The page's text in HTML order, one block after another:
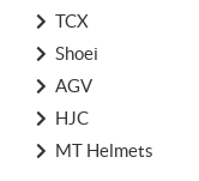
TCX
Shoei
AGV
HJC
MT Helmets